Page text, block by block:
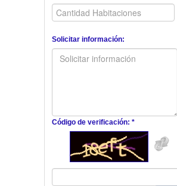
Solicitar información:
Código de verificación: *